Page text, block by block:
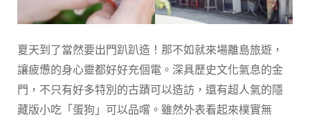
夏天到了當然要出門趴趴造！那不如就來場離島旅遊，
讓疲憊的身心靈都好好充個電。深具歷史文化氣息的金
門，不只有好多特別的古蹟可以造訪，還有超人氣的隱
藏版小吃「蛋狗」可以品嚐。雖然外表看起來樸實無